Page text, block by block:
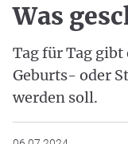
Was
Tag für Tag gibt
Geburts- oder
werden soll.